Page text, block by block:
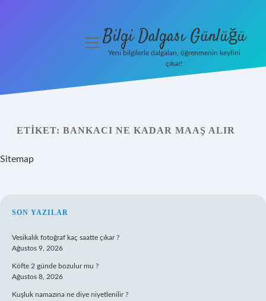
menüyüBilgi Dalgası Günlüğü
Yeni bilgilerle dalgalan, öğrenmenin keyfini
çıkar!
ETIKET: BANKACI NE KADAR MAAŞ ALIR
Sitemap
SIDEBAR
SON YAZILAR
Vesikalık fotoğraf kaç saatte çıkar ?
Ağustos 9, 2026
Köfte 2 günde bozulur mu ?
Ağustos 8, 2026
Kuşluk namazına ne diye niyetlenilir ?